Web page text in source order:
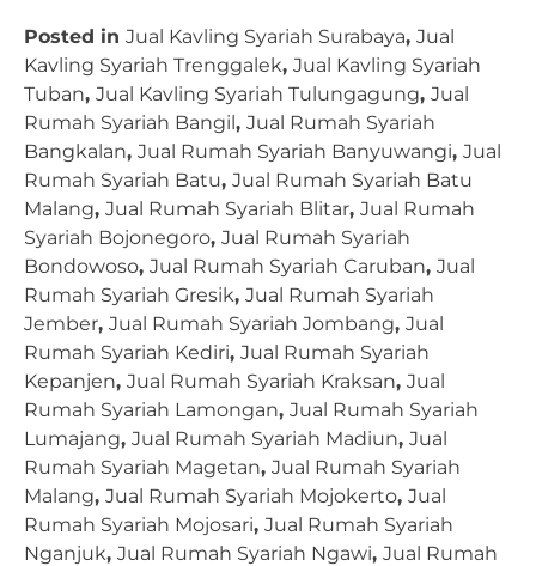
Posted in Jual Kavling Syariah Surabaya, Jual
Kavling Syariah Trenggalek, Jual Kavling Syariah
Tuban, Jual Kavling Syariah Tulungagung, Jual
Rumah Syariah Bangil, Jual Rumah Syariah
Bangkalan, Jual Rumah Syariah Banyuwangi, Jual
Rumah Syariah Batu, Jual Rumah Syariah Batu
Malang, Jual Rumah Syariah Blitar, Jual Rumah
Syariah Bojonegoro, Jual Rumah Syariah
Bondowoso, Jual Rumah Syariah Caruban, Jual
Rumah Syariah Gresik, Jual Rumah Syariah
Jember, Jual Rumah Syariah Jombang, Jual
Rumah Syariah Kediri, Jual Rumah Syariah
Kepanjen, Jual Rumah Syariah Kraksan, Jual
Rumah Syariah Lamongan, Jual Rumah Syariah
Lumajang, Jual Rumah Syariah Madiun, Jual
Rumah Syariah Magetan, Jual Rumah Syariah
Malang, Jual Rumah Syariah Mojokerto, Jual
Rumah Syariah Mojosari, Jual Rumah Syariah
Nganjuk, Jual Rumah Syariah Ngawi, Jual Rumah